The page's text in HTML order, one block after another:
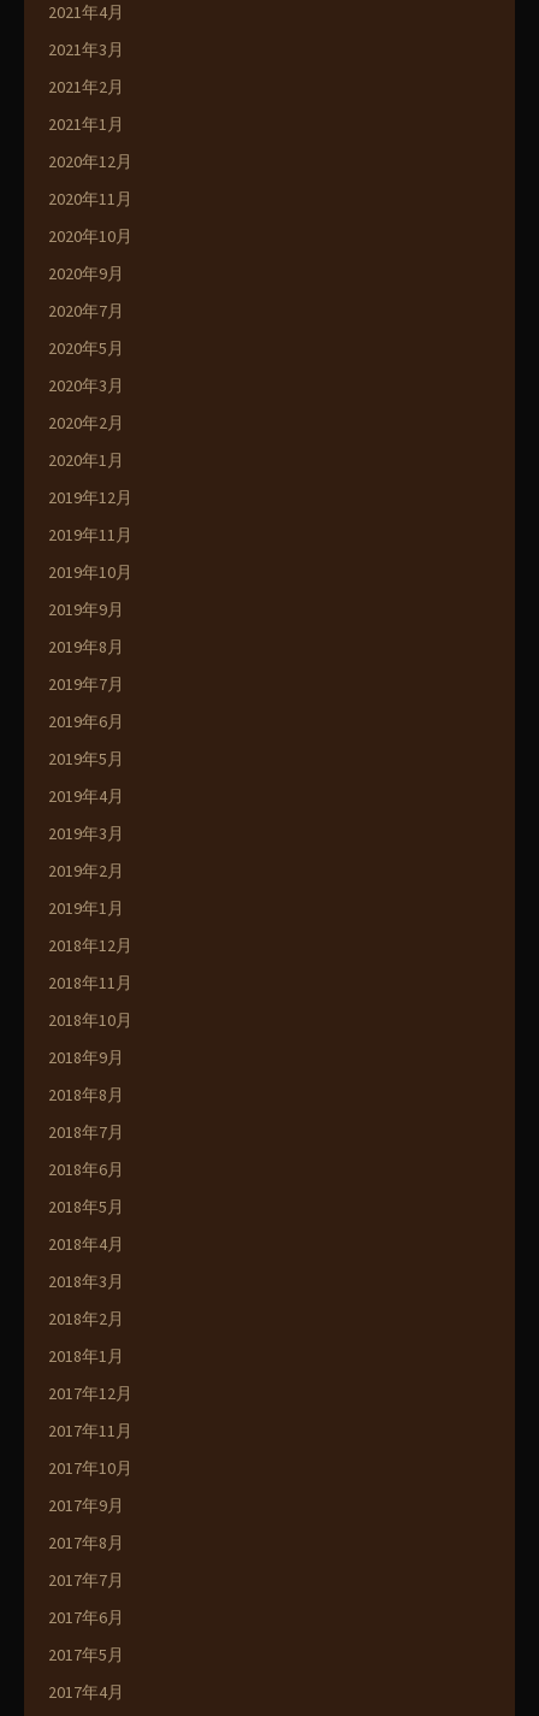
2021年4月
2021年3月
2021年2月
2021年1月
2020年12月
2020年11月
2020年10月
2020年9月
2020年7月
2020年5月
2020年3月
2020年2月
2020年1月
2019年12月
2019年11月
2019年10月
2019年9月
2019年8月
2019年7月
2019年6月
2019年5月
2019年4月
2019年3月
2019年2月
2019年1月
2018年12月
2018年11月
2018年10月
2018年9月
2018年8月
2018年7月
2018年6月
2018年5月
2018年4月
2018年3月
2018年2月
2018年1月
2017年12月
2017年11月
2017年10月
2017年9月
2017年8月
2017年7月
2017年6月
2017年5月
2017年4月